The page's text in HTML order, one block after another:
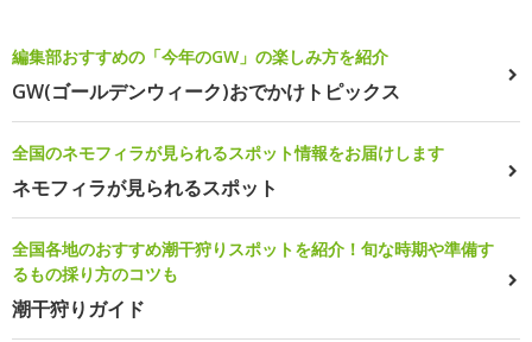
編集部おすすめの「今年のGW」の楽しみ方を紹介
GW(ゴールデンウィーク)おでかけトピックス
全国のネモフィラが見られるスポット情報をお届けします
ネモフィラが見られるスポット
全国各地のおすすめ潮干狩りスポットを紹介！旬な時期や準備す
るもの採り方のコツも
潮干狩りガイド